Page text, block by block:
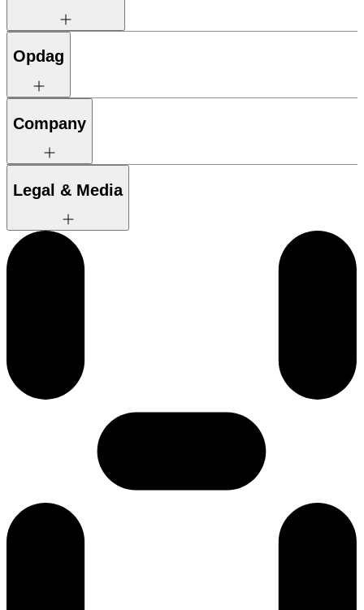
Opdag
Company
Legal & Media